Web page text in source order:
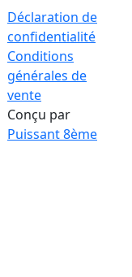
Déclaration de
confidentialité
Conditions
générales de
vente
Conçu par
Puissant 8ème